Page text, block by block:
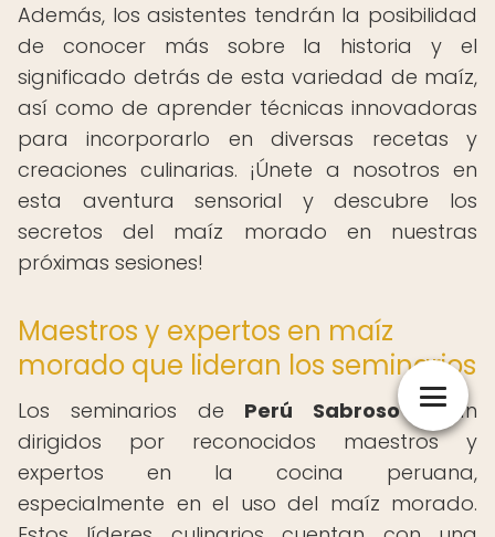
Además, los asistentes tendrán la posibilidad
de conocer más sobre la historia y el
significado detrás de esta variedad de maíz,
así como de aprender técnicas innovadoras
para incorporarlo en diversas recetas y
creaciones culinarias. ¡Únete a nosotros en
esta aventura sensorial y descubre los
secretos del maíz morado en nuestras
próximas sesiones!
Maestros y expertos en maíz
morado que lideran los seminarios
Los seminarios de Perú Sabrosoestán
dirigidos por reconocidos maestros y
expertos en la cocina peruana,
especialmente en el uso del maíz morado.